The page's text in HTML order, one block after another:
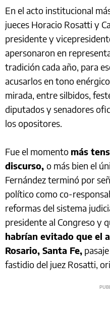
En el acto institucional
jueces Horacio Rosatti y
presidente y
apersonaron en
tradición cada año, para
acusarlos en tono
mirada, entre silbidos,
diputados y senadores
los opositores.
Fue el momento más
discurso, o más bien el
Fernández terminó por
político como co-
reformas del sistema
presidente al Congreso y
habrían evitado que el
Rosario, Santa Fe,
fastidio del juez Rosatti,